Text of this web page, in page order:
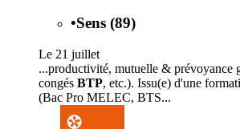
•Sens (89)
Le 21 juillet
...productivité, mutuelle & prévoyance
congés BTP, etc.). Issu(e) d'une
(Bac Pro MELEC, BTS...